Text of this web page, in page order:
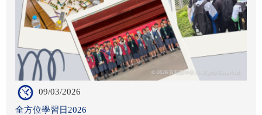
09/03/2026
全方位學習日2026